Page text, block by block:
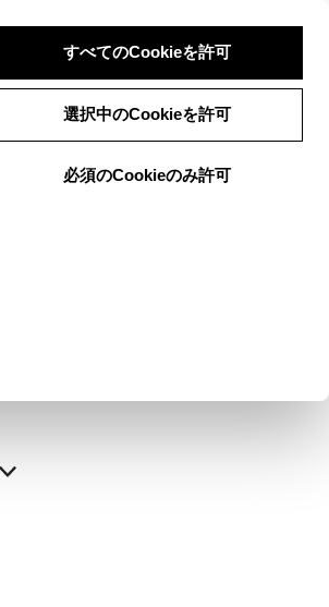
すべてのCookieを許可
選択中のCookieを許可
必須のCookieのみ許可